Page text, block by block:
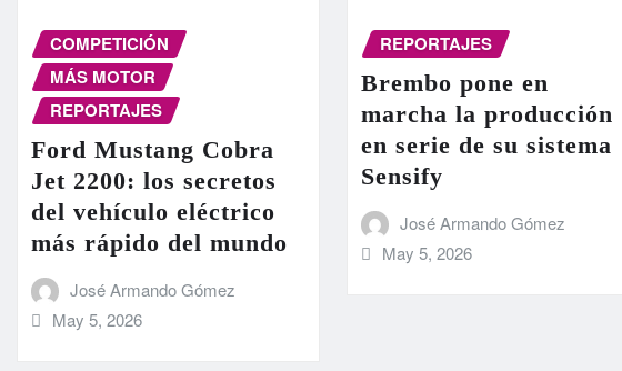
COMPETICIÓN
MÁS MOTOR
REPORTAJES
Ford Mustang Cobra
Jet 2200: los secretos
del vehículo eléctrico
más rápido del mundo
José Armando Gómez
May 5, 2026
REPORTAJES
Brembo pone en
marcha la producción
en serie de su sistema
Sensify
José Armando Gómez
May 5, 2026